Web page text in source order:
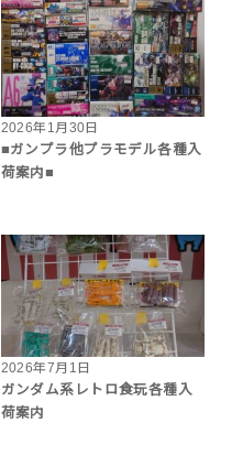
2026年1月30日
■ガンプラ他プラモデル各種入
荷案内■
2026年7月1日
ガンダム系レトロ食玩各種入
荷案内